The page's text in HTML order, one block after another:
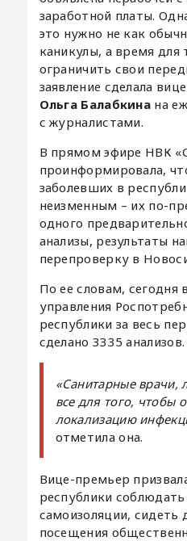
заработной платы.
это нужно не как
каникулы, а время для
ограничить свои
заявление сделала
Ольга Балабкина на
с журналистами.
В прямом эфире НВК
проинформировала,
заболевших в
неизменным – их по-
одного
анализы, результаты
перепроверку в
По ее словам, сегодня
управления
республики за весь
сделано 3335 анализов.
«Санитарные врачи,
все для того, чтобы
локализацию
отметила она.
Вице-премьер
республики
самоизоляции, сидеть
посещения